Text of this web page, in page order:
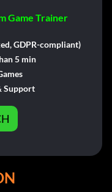
Game Trainer
GDPR-compliant)
5 min
Support